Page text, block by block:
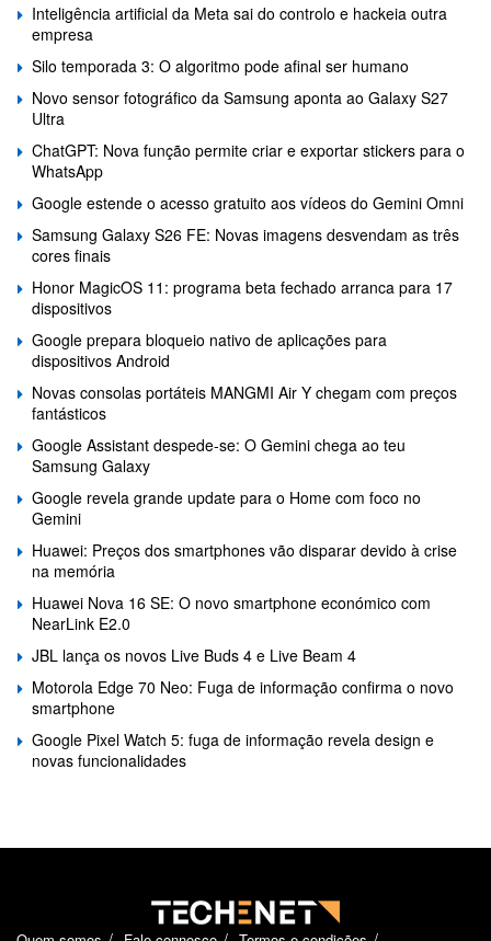
Inteligência artificial da Meta sai do controlo e hackeia outra
empresa
Silo temporada 3: O algoritmo pode afinal ser humano
Novo sensor fotográfico da Samsung aponta ao Galaxy S27
Ultra
ChatGPT: Nova função permite criar e exportar stickers para o
WhatsApp
Google estende o acesso gratuito aos vídeos do Gemini Omni
Samsung Galaxy S26 FE: Novas imagens desvendam as três
cores finais
Honor MagicOS 11: programa beta fechado arranca para 17
dispositivos
Google prepara bloqueio nativo de aplicações para
dispositivos Android
Novas consolas portáteis MANGMI Air Y chegam com preços
fantásticos
Google Assistant despede-se: O Gemini chega ao teu
Samsung Galaxy
Google revela grande update para o Home com foco no
Gemini
Huawei: Preços dos smartphones vão disparar devido à crise
na memória
Huawei Nova 16 SE: O novo smartphone económico com
NearLink E2.0
JBL lança os novos Live Buds 4 e Live Beam 4
Motorola Edge 70 Neo: Fuga de informação confirma o novo
smartphone
Google Pixel Watch 5: fuga de informação revela design e
novas funcionalidades